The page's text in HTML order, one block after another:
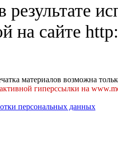
результате
на сайте
материалов возможна
гиперссылки на
персональных данных